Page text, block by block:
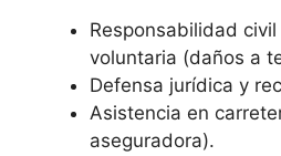
Responsabilidad
voluntaria (daños a
Defensa jurídica y
Asistencia en
aseguradora).